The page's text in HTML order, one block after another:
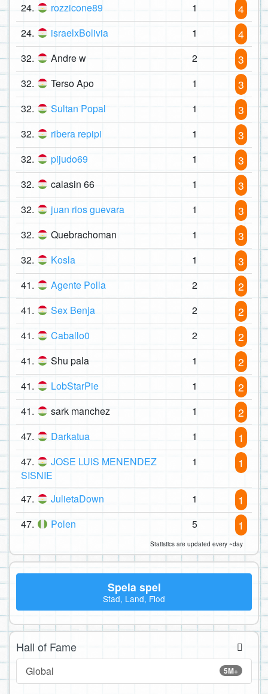
24. rozzicone89 1 4
24. israelxBolivia 1 4
32. Andre w 2 3
32. Terso Apo 1 3
32. Sultan Popal 1 3
32. ribera repipi 1 3
32. pijudo69 1 3
32. calasin 66 1 3
32. juan rios guevara 1 3
32. Quebrachoman 1 3
32. Kosla 1 3
41. Agente Polla 2 2
41. Sex Benja 2 2
41. Caballo0 2 2
41. Shu pala 1 2
41. LobStarPie 1 2
41. sark manchez 1 2
47. Darkatua 1 1
47.
JOSE LUIS MENENDEZ
SISNIE
1 1
47. JulietaDown 1 1
47. Polen 5 1
Statistics are updated every ~day
Spela spel
Stad, Land, Flod
Hall of Fame
5M+
Global